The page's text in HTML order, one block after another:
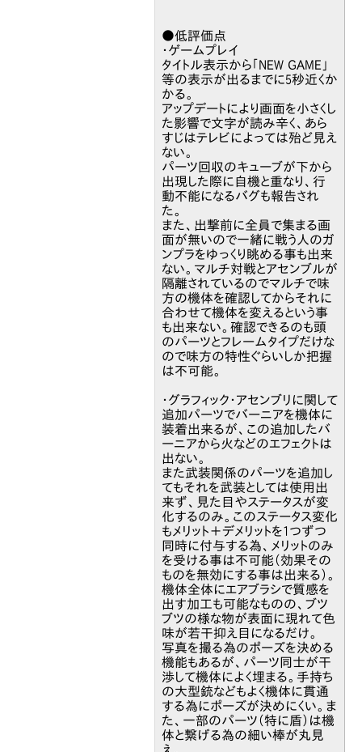
●低評価点
・ゲームプレイ
タイトル表示から「NEW GAME」
等の表示が出るまでに5秒近くか
かる。
アップデートにより画面を小さくし
た影響で文字が読み辛く、あら
すじはテレビによっては殆ど見え
ない。
パーツ回収のキューブが下から
出現した際に自機と重なり、行
動不能になるバグも報告され
た。
また、出撃前に全員で集まる画
面が無いので一緒に戦う人のガ
ンプラをゆっくり眺める事も出来
ない。マルチ対戦とアセンブルが
隔離されているのでマルチで味
方の機体を確認してからそれに
合わせて機体を変えるという事
も出来ない。確認できるのも頭
のパーツとフレームタイプだけな
ので味方の特性ぐらいしか把握
は不可能。
・グラフィック・アセンブリに関して
追加パーツでバーニアを機体に
装着出来るが、この追加したバ
ーニアから火などのエフェクトは
出ない。
また武装関係のパーツを追加し
てもそれを武装としては使用出
来ず、見た目やステータスが変
化するのみ。このステータス変化
もメリット＋デメリットを1つずつ
同時に付与する為、メリットのみ
を受ける事は不可能（効果その
ものを無効にする事は出来る）。
機体全体にエアブラシで質感を
出す加工も可能なものの、ブツ
ブツの様な物が表面に現れて色
味が若干抑え目になるだけ。
写真を撮る為のポーズを決める
機能もあるが、パーツ同士が干
渉して機体によく埋まる。手持ち
の大型銃などもよく機体に貫通
する為にポーズが決めにくい。ま
た、一部のパーツ（特に盾）は機
体と繋げる為の細い棒が丸見